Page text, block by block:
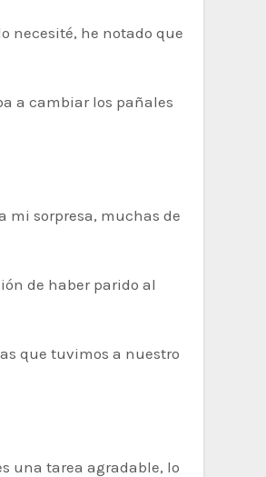
a cambiar los pañales
mi sorpresa, muchas de
de haber parido al
que tuvimos a nuestro
una tarea agradable, lo